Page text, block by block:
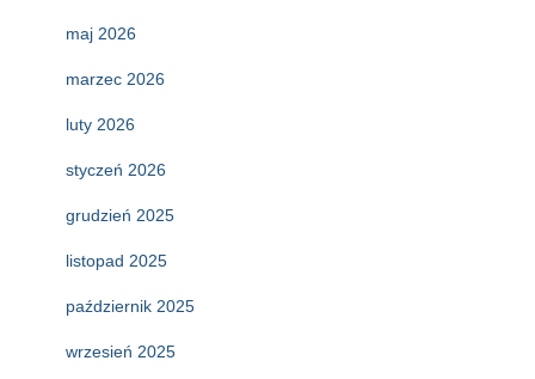
maj 2026
marzec 2026
luty 2026
styczeń 2026
grudzień 2025
listopad 2025
październik 2025
wrzesień 2025